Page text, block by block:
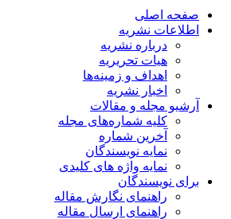
صفحه اصلی
اطلاعات نشریه
درباره نشریه
هیات تحریریه
اهداف و زمینه‌ها
اخبار نشریه
آرشیو مجله و مقالات
کلیه شماره‌های مجله
آخرین شماره
نمایه نویسندگان
نمایه واژه های کلیدی
برای نویسندگان
راهنمای نگارش مقاله
راهنمای ارسال مقاله